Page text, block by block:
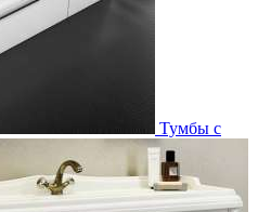
Тумбы с